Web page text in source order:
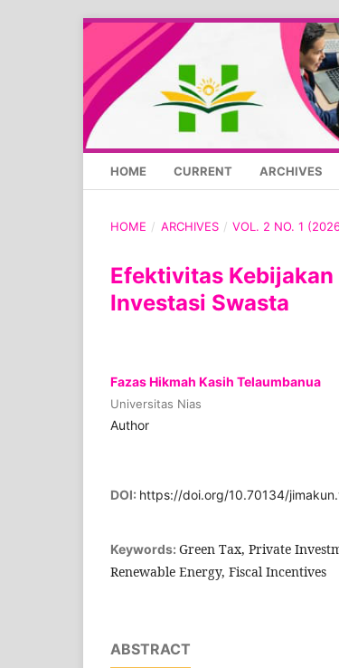
HOME CURRENT ARCHIVES
HOME / ARCHIVES / VOL. 2 NO. 1
Efektivitas
Investasi Swasta
Fazas Hikmah Kasih Telaumbanua
Universitas Nias
Author
DOI: https://doi.org/10.70134/
Keywords: Green Tax, Private
Renewable Energy, Fiscal Incentives
ABSTRACT